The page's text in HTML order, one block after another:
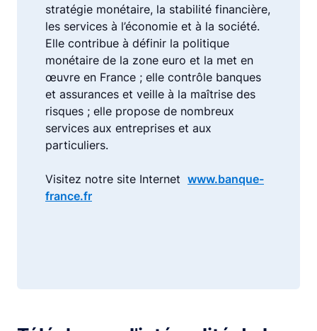
stratégie monétaire, la stabilité financière,
les services à l’économie et à la société.
Elle contribue à définir la politique
monétaire de la zone euro et la met en
œuvre en France ; elle contrôle banques
et assurances et veille à la maîtrise des
risques ; elle propose de nombreux
services aux entreprises et aux
particuliers.
Visitez notre site Internet www.banque-
france.fr